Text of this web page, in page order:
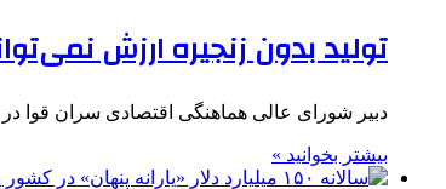
تولید بدون زنجیره ارزش
دبیر شورای‌ عالی هماهنگی اقتصادی سران قوا
بیشتر بخوانید »